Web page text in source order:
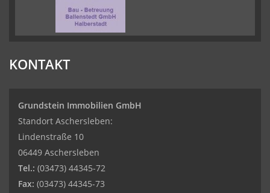
KONTAKT
Grundstein Immobilien GmbH
Standort Aschersleben:
Lindenstraße 10
06449 Aschersleben
Tel.: (03473) 44345-72
Fax: (03473) 44345-73